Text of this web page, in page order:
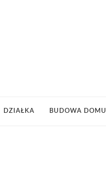
DZIAŁKA BUDOWA DOMU